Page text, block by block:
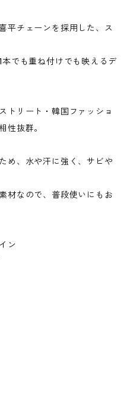
平チェーンを採用した、ス
でも重ね付けでも映えるデ
トリート・韓国ファッショ
性抜群。
め、水や汗に強く、サビや
材なので、普段使いにもお
ン